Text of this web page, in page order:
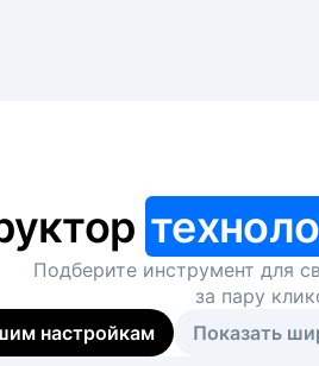
Подберите инструмент для
за пару
настройкам
Показать